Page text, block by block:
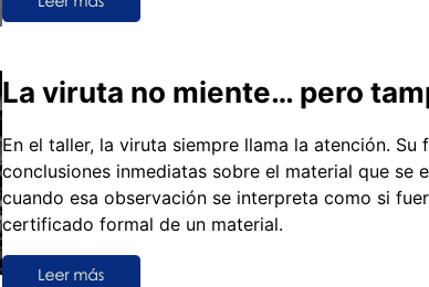
La viruta no miente… pero
En el taller, la viruta siempre llama la atención.
conclusiones inmediatas sobre el material que se
cuando esa observación se interpreta como si
certificado formal de un material.